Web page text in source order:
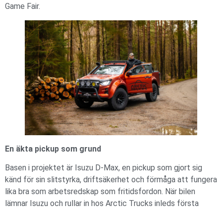
Game Fair.
En äkta pickup som grund
Basen i projektet är Isuzu D-Max, en pickup som gjort sig
känd för sin slitstyrka, driftsäkerhet och förmåga att fungera
lika bra som arbetsredskap som fritidsfordon. När bilen
lämnar Isuzu och rullar in hos Arctic Trucks inleds första